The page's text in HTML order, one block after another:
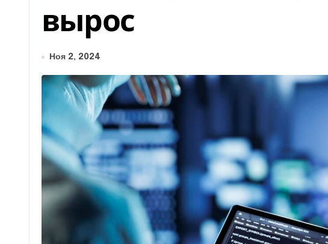
вырос
Ноя 2, 2024